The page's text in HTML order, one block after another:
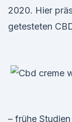
2020. Hier
getesteten
– frühe